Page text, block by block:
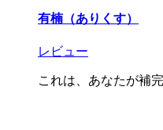
有楠（ありくす）
レビュー
これは、あなたが補